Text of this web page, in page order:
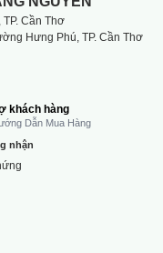
Cần Thơ
Hưng Phú, TP. Cần Thơ
khách hàng
Dẫn Mua Hàng
nhận